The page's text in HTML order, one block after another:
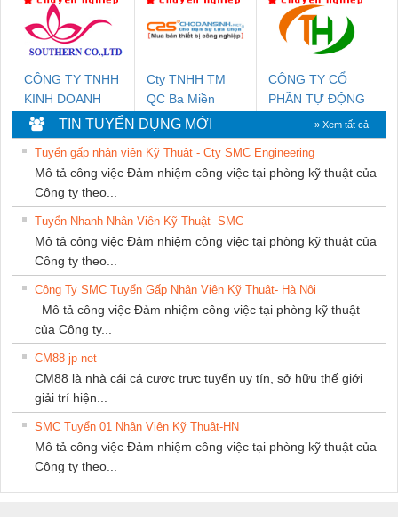
NAM
NAM
CÔNG TY TNHH
KINH DOANH
DỊCH VỤ XNK
PHƯƠNG NAM
Cty TNHH TM
QC Ba Miền
CÔNG TY CỔ
PHẦN TỰ ĐỘNG
TIẾN HƯNG
TIN TUYỂN DỤNG MỚI » Xem tất cả
Tuyển gấp nhân viên Kỹ Thuật - Cty SMC Engineering
Mô tả công việc Đảm nhiệm công việc tại phòng kỹ thuật của
Công ty theo...
Tuyển Nhanh Nhân Viên Kỹ Thuật- SMC
Mô tả công việc Đảm nhiệm công việc tại phòng kỹ thuật của
Công ty theo...
Công Ty SMC Tuyển Gấp Nhân Viên Kỹ Thuật- Hà Nội
Mô tả công việc Đảm nhiệm công việc tại phòng kỹ thuật
của Công ty...
CM88 jp net
CM88 là nhà cái cá cược trực tuyến uy tín, sở hữu thế giới
giải trí hiện...
SMC Tuyển 01 Nhân Viên Kỹ Thuật-HN
Mô tả công việc Đảm nhiệm công việc tại phòng kỹ thuật của
Công ty theo...